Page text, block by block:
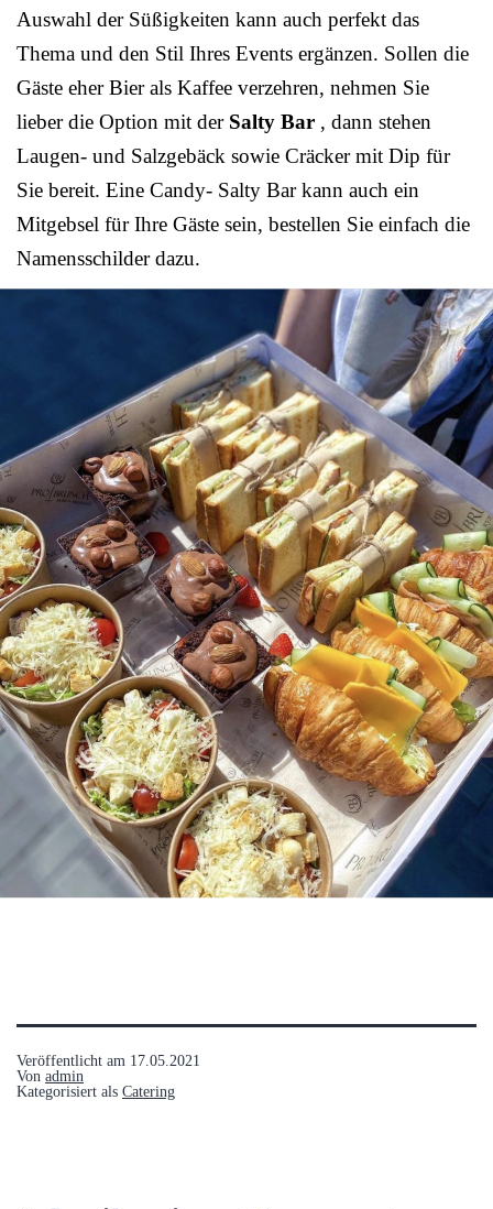
Auswahl der Süßigkeiten kann auch perfekt das
Thema und den Stil Ihres Events ergänzen. Sollen die
Gäste eher Bier als Kaffee verzehren, nehmen Sie
lieber die Option mit derSalty Bar , dann stehen
Laugen- und Salzgebäck sowie Cräcker mit Dip für
Sie bereit. Eine Candy- Salty Bar kann auch ein
Mitgebsel für Ihre Gäste sein, bestellen Sie einfach die
Namensschilder dazu.
Veröffentlicht am 17.05.2021
Von admin
Kategorisiert als Catering